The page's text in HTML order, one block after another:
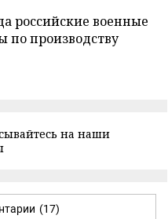
российские военные
по производству
на наши
(17)